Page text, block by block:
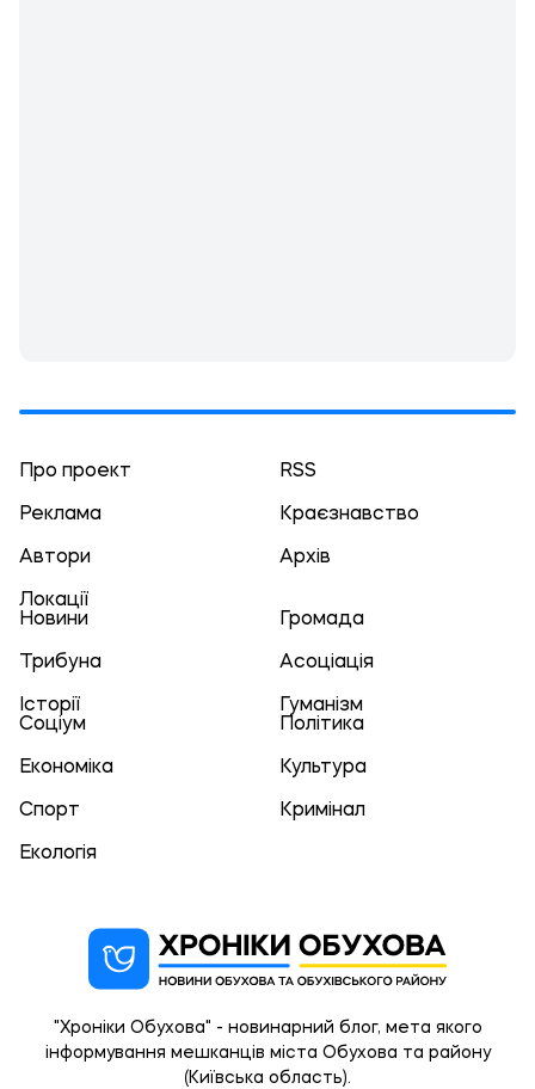
Про проект RSS
Реклама Краєзнавство
Автори Архів
Локації
Новини
Громада
Трибуна Асоціація
Історії
Гуманізм
Соціум
Політика
Економіка Культура
Спорт Кримінал
Екологія
"Хроніки Обухова" - новинарний блог, мета якого
інформування мешканців міста Обухова та району
(Київська область).